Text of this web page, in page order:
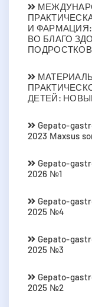
И
ВО БЛАГО
ДЕТЕЙ:
Gepato-
2023 Мaxsus
Gepato-
2026 №1
Gepato-
2025 №4
Gepato-
2025 №3
Gepato-
2025 №2